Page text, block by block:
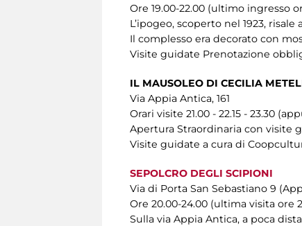
Ore 19.00-22.00 (ultimo ingresso
L’ipogeo, scoperto nel 1923,
Il complesso era decorato con
Visite guidate Prenotazione
IL MAUSOLEO DI CECILIA
Via Appia Antica, 161
Orari visite 21.00 - 22.15 - 23.30
Apertura Straordinaria con visite
Visite guidate a cura di
SEPOLCRO DEGLI SCIPIONI
Via di Porta San Sebastiano 9
Ore 20.00-24.00 (ultima visita ore
Sulla via Appia Antica, a poca